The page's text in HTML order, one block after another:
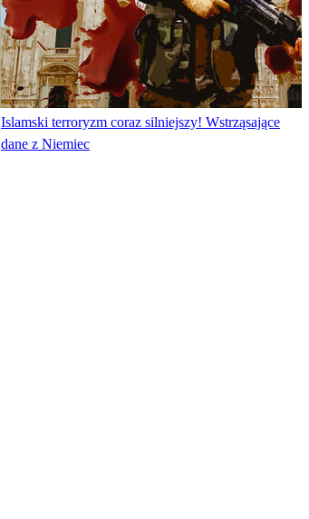
Islamski terroryzm coraz silniejszy! Wstrząsające
dane z Niemiec